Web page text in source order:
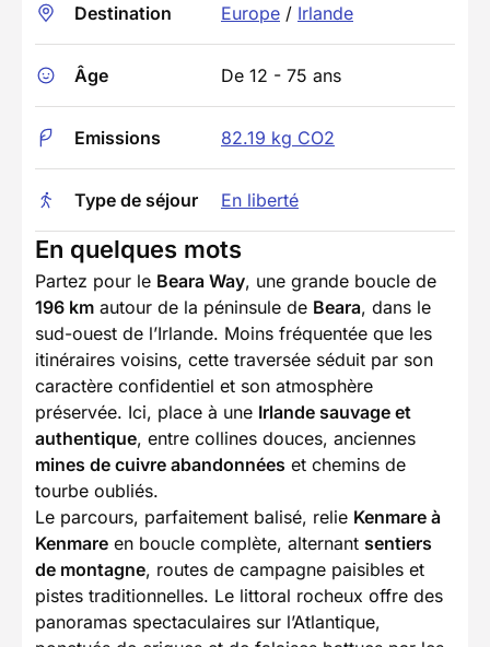
Destination Europe / Irlande
Âge De 12 - 75 ans
Emissions 82.19 kg CO2
Type de séjour En liberté
En quelques mots
Partez pour le Beara Way, une grande boucle de
196 km autour de la péninsule de Beara, dans le
sud-ouest de l’Irlande. Moins fréquentée que les
itinéraires voisins, cette traversée séduit par son
caractère confidentiel et son atmosphère
préservée. Ici, place à une Irlande sauvage et
authentique, entre collines douces, anciennes
mines de cuivre abandonnées et chemins de
tourbe oubliés.
Le parcours, parfaitement balisé, relie Kenmare à
Kenmare en boucle complète, alternant sentiers
de montagne, routes de campagne paisibles et
pistes traditionnelles. Le littoral rocheux offre des
panoramas spectaculaires sur l’Atlantique,